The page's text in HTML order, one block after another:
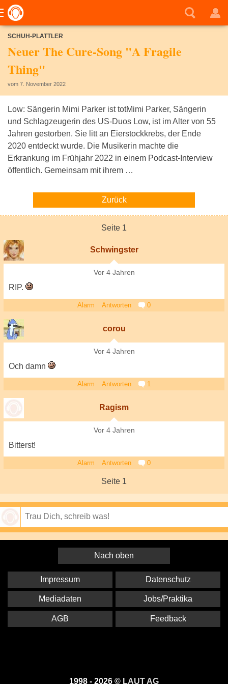
SCHUH-PLATTLER
Neuer The Cure-Song "A Fragile
Thing"
vom 7. November 2022
Low: Sängerin Mimi Parker ist totMimi Parker, Sängerin
und Schlagzeugerin des US-Duos Low, ist im Alter von 55
Jahren gestorben. Sie litt an Eierstockkrebs, der Ende
2020 entdeckt wurde. Die Musikerin machte die
Erkrankung im Frühjahr 2022 in einem Podcast-Interview
öffentlich. Gemeinsam mit ihrem …
Zurück
Seite 1
Schwingster
Vor 4 Jahren
RIP.
Alarm Antworten 0
corou
Vor 4 Jahren
Och damn
Alarm Antworten 1
Ragism
Vor 4 Jahren
Bitterst!
Alarm Antworten 0
Seite 1
Nach oben
1998 - 2026 © LAUT AG
Impressum Datenschutz
Mediadaten Jobs/Praktika
AGB Feedback